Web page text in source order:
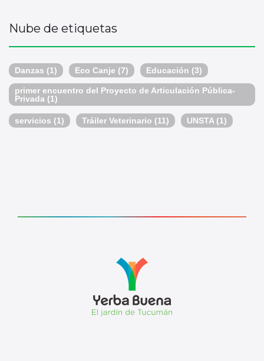
Nube de etiquetas
Danzas (1) Eco Canje (7) Educación (3)
primer encuentro del Proyecto de Articulación Pública-
Privada (1)
servicios (1) Tráiler Veterinario (11) UNSTA (1)